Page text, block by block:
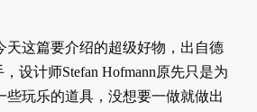
天这篇要介绍的超级好物，出自德
，设计师Stefan Hofmann原先只是为
些玩乐的道具，没想要一做就做出